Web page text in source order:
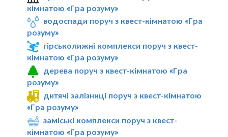
кімнатою «Гра розуму»
водоспади поруч з квест-кімнатою «Гра
розуму»
гірськолижні комплекси поруч з квест-
кімнатою «Гра розуму»
дерева поруч з квест-кімнатою «Гра
розуму»
дитячі залізниці поруч з квест-кімнатою
«Гра розуму»
заміські комплекси поруч з квест-
кімнатою «Гра розуму»